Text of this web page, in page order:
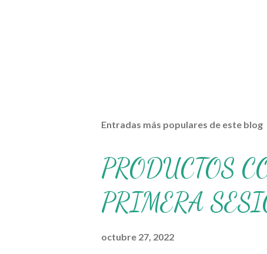
Entradas más populares de este blog
PRODUCTOS
PRIMERA
octubre 27, 2022